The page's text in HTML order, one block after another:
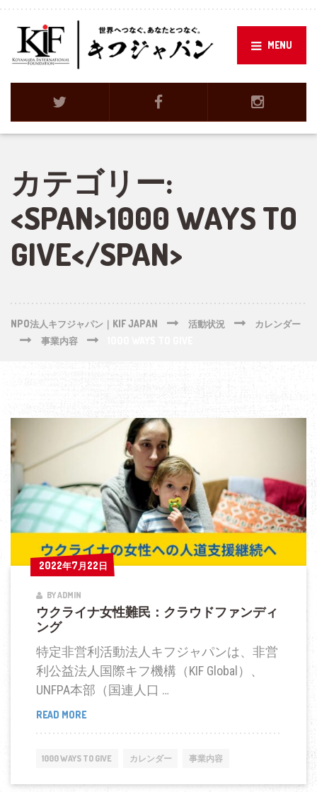
MENU
カテゴリー:
<SPAN>1000 WAYS TO
GIVE</SPAN>
NPO法人キフジャパン｜KIF JAPAN 活動状況
カレンダー
事業内容
2022年7月22日
2022年7月22日
BY ADMIN
ウクライナ女性難民：クラウドファンディ
ング
特定非営利活動法人キフジャパンは、非営
利公益法人国際キフ機構（KIF Global）、
UNFPA本部（国連人口 …
READ MOREウ
ク
ラ
1000 WAYS TO GIVE カレンダー 事業内容